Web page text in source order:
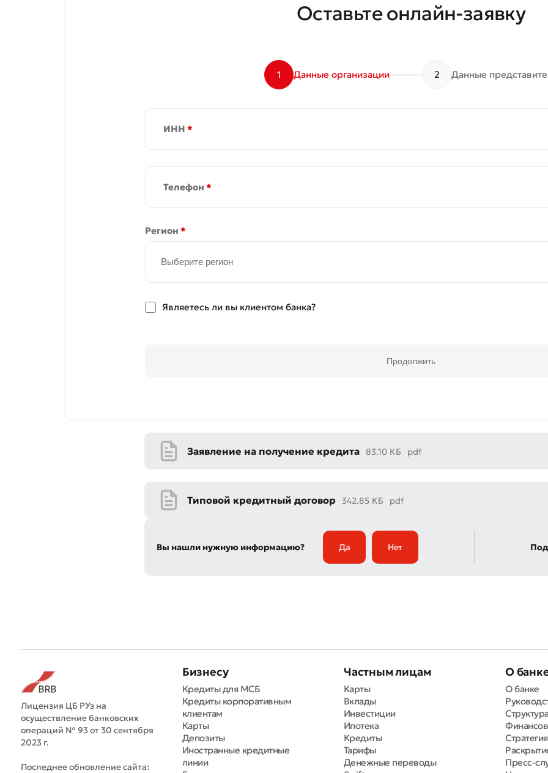
Оставьте онлайн-заявку
1 Данные организации 2 Данные
ИНН *
Телефон *
Регион *
Выберите регион
Являетесь ли вы клиентом банка?
Продолжить
Заявление на получение кредита 83.10 КБ pdf
Типовой кредитный договор 342.85 КБ pdf
Вы нашли нужную информацию? Да Нет
Лицензия ЦБ РУз на
осуществление банковских
операций № 93 от 30 сентября
2023 г.
Последнее обновление сайта:
Бизнесу
Кредиты для МСБ
Кредиты корпоративным
клиентам
Карты
Депозиты
Иностранные кредитные
линии
Частным лицам
Карты
Вклады
Инвестиции
Ипотека
Кредиты
Тарифы
Денежные переводы
О
О банке
Пресс-